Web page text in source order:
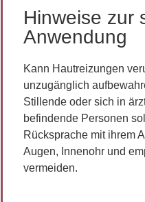
Hinweise zur
Anwendung
Kann Hautreizungen
unzugänglich
Stillende oder sich in
befindende Personen
Rücksprache mit ihrem
Augen, Innenohr und
vermeiden.